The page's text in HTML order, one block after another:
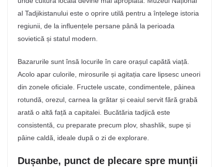
al Tadjikistanului este o oprire utilă pentru a înțelege istoria
regiunii, de la influențele persane până la perioada
sovietică și statul modern.
Bazarurile sunt însă locurile în care orașul capătă viață.
Acolo apar culorile, mirosurile și agitația care lipsesc uneori
din zonele oficiale. Fructele uscate, condimentele, pâinea
rotundă, orezul, carnea la grătar și ceaiul servit fără grabă
arată o altă față a capitalei. Bucătăria tadjică este
consistentă, cu preparate precum plov, shashlik, supe și
pâine caldă, ideale după o zi de explorare.
Dușanbe, punct de plecare spre munții